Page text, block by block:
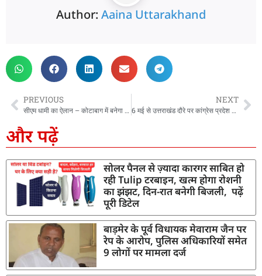
Author: Aaina Uttarakhand
PREVIOUS
सीएम धामी का ऐलान – कोटाबाग में बनेगा वृद्धाश्रम, बंगाल-असम में किया ‘डबल इंजन’ सरकार बनने का दावा
NEXT
6 मई से उत्तराखंड दौरे पर कांग्रेस प्रदेश प्रभारी कुमारी शैलजा, गढ़वाल में कार्यकर्ताओं में भरेंगी जोश
और पढ़ें
सोलर पैनल से ज़्यादा कारगर साबित हो
रही Tulip टरबाइन, खत्म होगा रोशनी
का झंझट, दिन-रात बनेगी बिजली, पढ़ें
पूरी डिटेल
बाड़मेर के पूर्व विधायक मेवाराम जैन पर
रेप के आरोप, पुलिस अधिकारियों समेत
9 लोगों पर मामला दर्ज